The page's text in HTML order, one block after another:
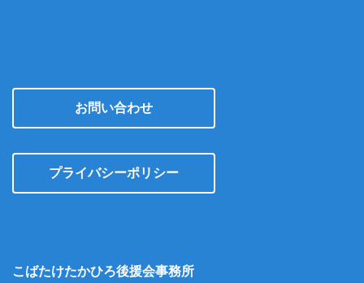
お問い合わせ
プライバシーポリシー
こばたけたかひろ後援会事務所